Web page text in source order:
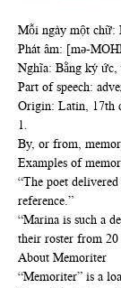
Mỗi ngày một chữ:
Phát âm: [mə-
Nghĩa: Bằng ký
Part of speech:
Origin: Latin, 17th
1.
By, or from,
Examples of
“The poet
reference.”
“Marina is such a
their roster from 20
About Memoriter
“Memoriter” is a